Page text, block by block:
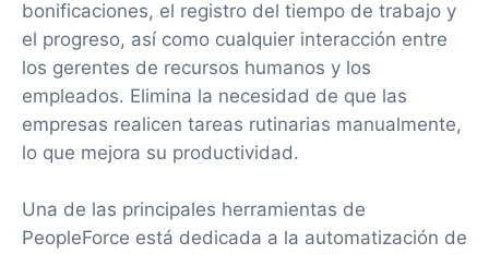
bonificaciones, el registro del tiempo de trabajo y
el progreso, así como cualquier interacción entre
los gerentes de recursos humanos y los
empleados. Elimina la necesidad de que las
empresas realicen tareas rutinarias manualmente,
lo que mejora su productividad.
Una de las principales herramientas de
PeopleForce está dedicada a la automatización de